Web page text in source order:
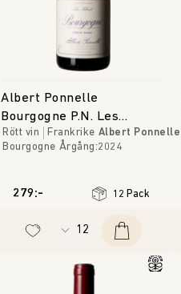
Albert Ponnelle
Bourgogne P.N. Les
Tilleuls
Rött vin Frankrike Albert Ponnelle
Bourgogne Årgång:2024
279:- 12 Pack